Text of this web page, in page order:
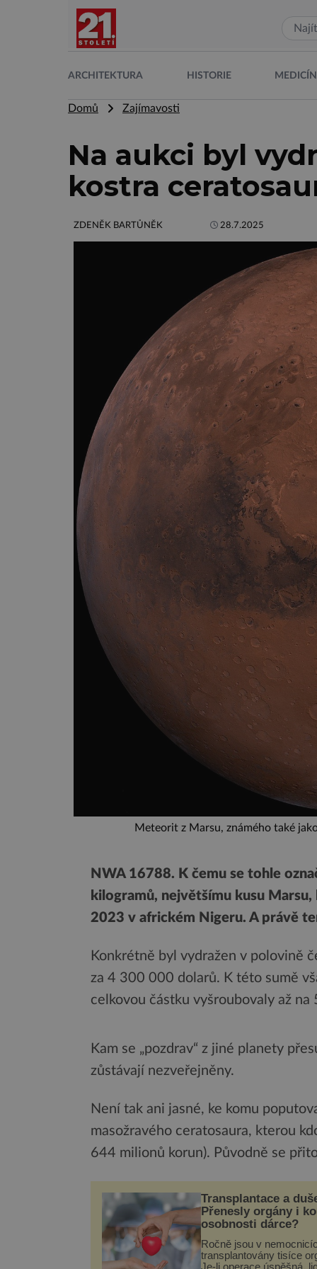
ARCHITEKTURA HISTORIE
Domů Zajímavosti
Na aukci byl
kostra
ZDENĚK BARTŮNĚK 28.7.2025
Meteorit z Marsu, známého také
NWA 16788. K čemu se tohle
kilogramů, největšímu kusu
2023 v africkém Nigeru. A právě
Konkrétně byl vydražen v polovině
za 4 300 000 dolarů. K této sumě
celkovou částku vyšroubovaly až
Kam se „pozdrav“ z jiné planety
zůstávají nezveřejněny.
Není tak ani jasné, ke komu
masožravého ceratosaura, kterou
644 milionů korun). Původně se
Transplantace a
Přenesly orgány i
osobnosti dárce?
Ročně jsou v
transplantovány tisíce
Je-li operace úspěšná,